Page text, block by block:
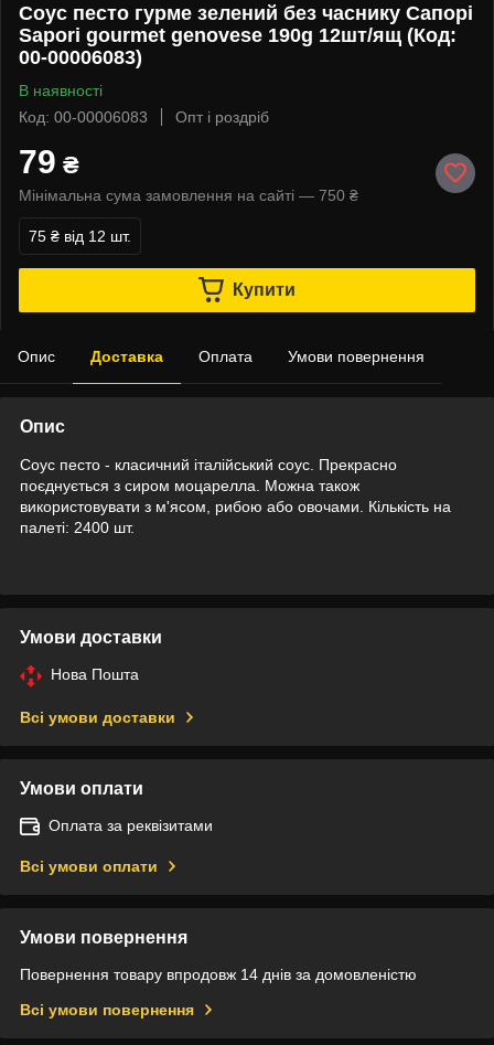
Соус песто гурме зелений без часнику Сапорі
Sapori gourmet genovese 190g 12шт/ящ (Код:
00-00006083)
В наявності
Код: 00-00006083
Опт і роздріб
79 ₴
Мінімальна сума замовлення на сайті — 750 ₴
75 ₴ від 12 шт.
Купити
Опис Доставка Оплата Умови повернення
Опис
Соус песто - класичний італійський соус. Прекрасно
поєднується з сиром моцарелла. Можна також
використовувати з м'ясом, рибою або овочами. Кількість на
палеті: 2400 шт.
Умови доставки
Нова Пошта
Всі умови доставки
Умови оплати
Оплата за реквізитами
Всі умови оплати
Умови повернення
Повернення товару впродовж 14 днів за домовленістю
Всі умови повернення